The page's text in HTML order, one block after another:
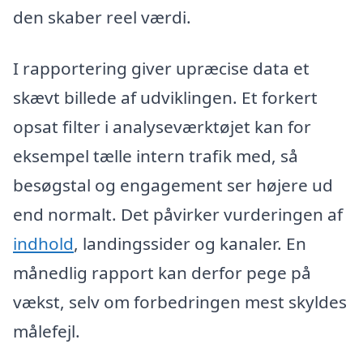
den skaber reel værdi.
I rapportering giver upræcise data et
skævt billede af udviklingen. Et forkert
opsat filter i analyseværktøjet kan for
eksempel tælle intern trafik med, så
besøgstal og engagement ser højere ud
end normalt. Det påvirker vurderingen af
indhold, landingssider og kanaler. En
månedlig rapport kan derfor pege på
vækst, selv om forbedringen mest skyldes
målefejl.